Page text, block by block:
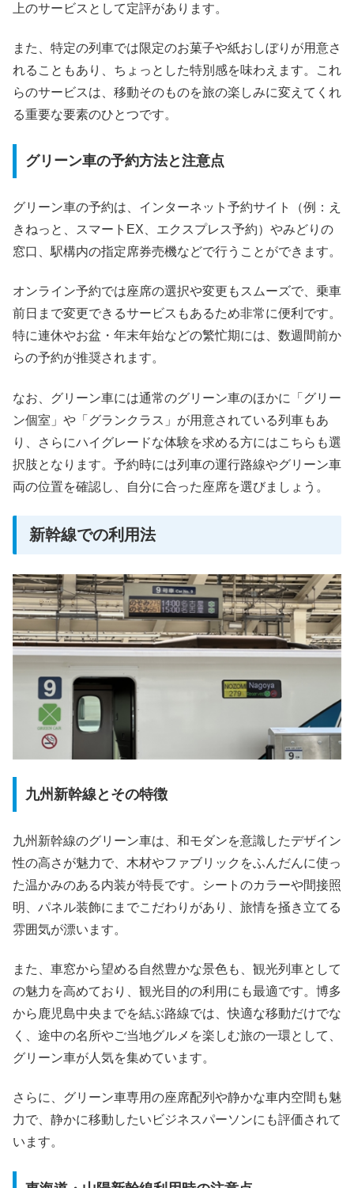
上のサービスとして定評があります。
また、特定の列車では限定のお菓子や紙おしぼりが用意さ
れることもあり、ちょっとした特別感を味わえます。これ
らのサービスは、移動そのものを旅の楽しみに変えてくれ
る重要な要素のひとつです。
グリーン車の予約方法と注意点
グリーン車の予約は、インターネット予約サイト（例：え
きねっと、スマートEX、エクスプレス予約）やみどりの
窓口、駅構内の指定席券売機などで行うことができます。
オンライン予約では座席の選択や変更もスムーズで、乗車
前日まで変更できるサービスもあるため非常に便利です。
特に連休やお盆・年末年始などの繁忙期には、数週間前か
らの予約が推奨されます。
なお、グリーン車には通常のグリーン車のほかに「グリー
ン個室」や「グランクラス」が用意されている列車もあ
り、さらにハイグレードな体験を求める方にはこちらも選
択肢となります。予約時には列車の運行路線やグリーン車
両の位置を確認し、自分に合った座席を選びましょう。
新幹線での利用法
九州新幹線とその特徴
九州新幹線のグリーン車は、和モダンを意識したデザイン
性の高さが魅力で、木材やファブリックをふんだんに使っ
た温かみのある内装が特長です。シートのカラーや間接照
明、パネル装飾にまでこだわりがあり、旅情を掻き立てる
雰囲気が漂います。
また、車窓から望める自然豊かな景色も、観光列車として
の魅力を高めており、観光目的の利用にも最適です。博多
から鹿児島中央までを結ぶ路線では、快適な移動だけでな
く、途中の名所やご当地グルメを楽しむ旅の一環として、
グリーン車が人気を集めています。
さらに、グリーン車専用の座席配列や静かな車内空間も魅
力で、静かに移動したいビジネスパーソンにも評価されて
います。